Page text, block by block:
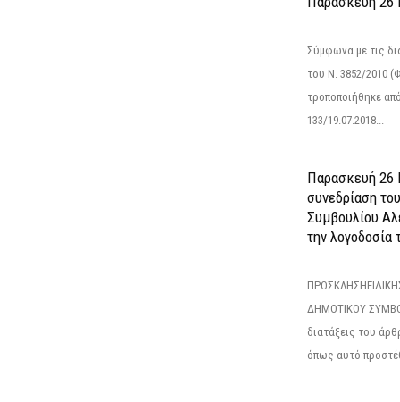
Σύμφωνα με τις
του Ν. 3852/2010
τροποποιήθηκε
133/19.07.2018...
Παρασκευή 26
συνεδρίαση
Συμβουλίου
την λογοδοσία
ΔΗΜΟΤΙΚΟΥ
διατάξεις του
όπως αυτό